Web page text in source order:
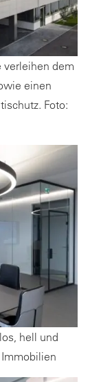
verleihen dem
einen
Foto:
hell und